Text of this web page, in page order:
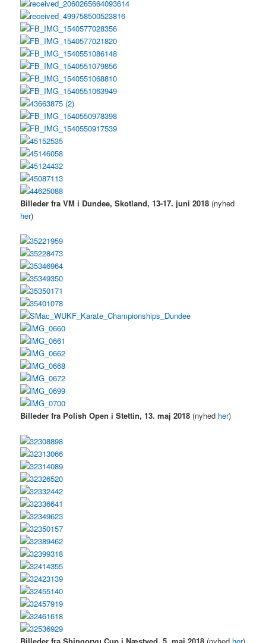
Billeder fra VM i Dundee, Skotland, 13-17. juni 2018 (nyhed
her)
Billeder fra Polish Open i Stettin, 13. maj 2018 (nyhed her)
Billeder fra Shingoryu Cup i Næstved, 5. maj 2018 (nyhed her)